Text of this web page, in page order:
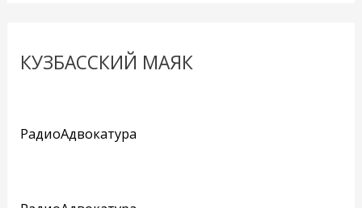
КУЗБАССКИЙ МАЯК
РадиоАдвокатура